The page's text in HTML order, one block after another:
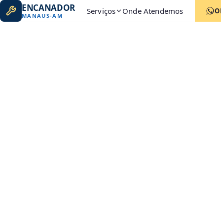
ENCANADOR
MANAUS-AM Serviços Onde Atendemos